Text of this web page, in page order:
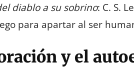
diablo a su sobrino: C. S.
para apartar al ser
y el